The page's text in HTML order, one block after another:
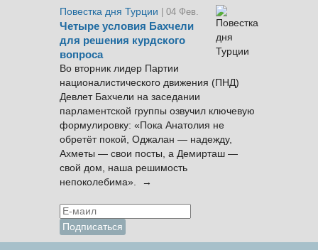
Повестка дня Турции
| 04 Фев.
Четыре условия Бахчели
для решения курдского
вопроса
Во вторник лидер Партии
националистического движения (ПНД)
Девлет Бахчели на заседании
парламентской группы озвучил ключевую
формулировку: «Пока Анатолия не
обретёт покой, Оджалан — надежду,
Ахметы — свои посты, а Демирташ —
свой дом, наша решимость
непоколебима». →